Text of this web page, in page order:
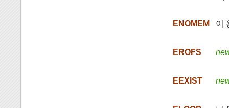
ENOMEM 이
EROFS
EEXIST